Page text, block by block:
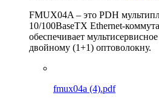
FMUX04A – это PDH
10/100BaseTX Ethernet-
обеспечивает
двойному (1+1) оптоволокну.
fmux04a (4).pdf